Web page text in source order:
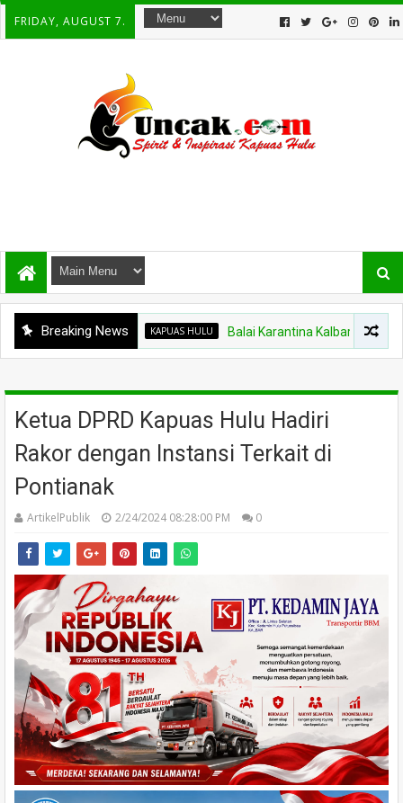
FRIDAY, AUGUST 7.
Breaking NewsKAPUAS HULU Balai Karantina Kalbar Tinjau Jalur
Ketua DPRD Kapuas Hulu Hadiri
Rakor dengan Instansi Terkait di
Pontianak
ArtikelPublik 2/24/2024 08:28:00 PM 0